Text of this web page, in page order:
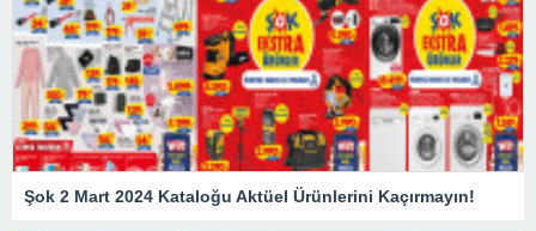
Şok 2 Mart 2024 Kataloğu Aktüel Ürünlerini Kaçırmayın!